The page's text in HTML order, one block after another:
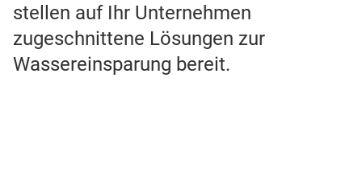
stellen auf Ihr Unternehmen
zugeschnittene Lösungen zur
Wassereinsparung bereit.